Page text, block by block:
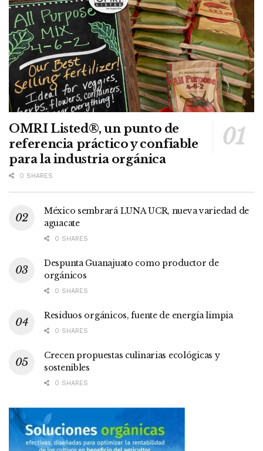
OMRI Listed®, un punto de
referencia práctico y confiable
para la industria orgánica
0 SHARES
México sembrará LUNA UCR, nueva variedad de
aguacate
0 SHARES
Despunta Guanajuato como productor de
orgánicos
0 SHARES
Residuos orgánicos, fuente de energía limpia
0 SHARES
Crecen propuestas culinarias ecológicas y
sostenibles
0 SHARES